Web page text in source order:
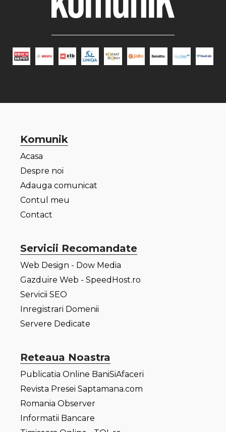
Komunik
Acasa
Despre noi
Adauga comunicat
Contul meu
Contact
Servicii Recomandate
Web Design - Dow Media
Gazduire Web - SpeedHost.ro
Servicii SEO
Inregistrari Domenii
Servere Dedicate
Reteaua Noastra
Publicatia Online BaniSiAfaceri
Revista Presei Saptamana.com
Romania Observer
Informatii Bancare